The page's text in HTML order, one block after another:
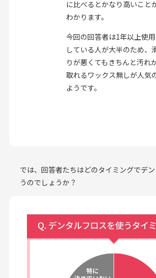
に比べるとかなり高いこと
わかります。
今回の回答者は1年以上使用
している人が大半のため、
りが悪くてもきちんと汚れ
取れるワックス無しが人気
ようです。
では、回答者たちはどのタイミングでデ
うのでしょうか？